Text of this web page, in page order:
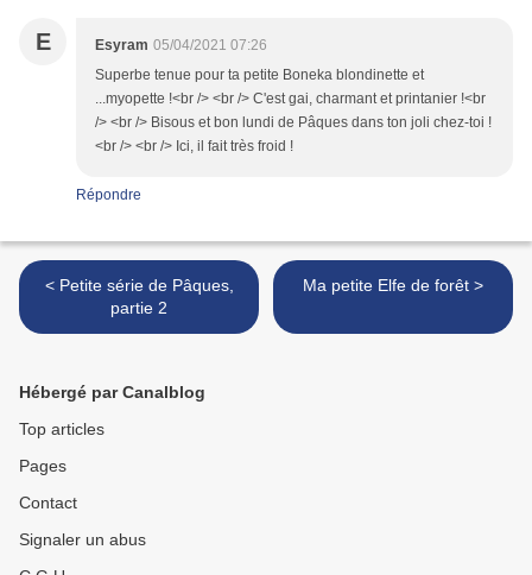
E Esyram 05/04/2021 07:26
Superbe tenue pour ta petite Boneka blondinette et
...myopette !<br /> <br /> C'est gai, charmant et printanier !<br
/> <br /> Bisous et bon lundi de Pâques dans ton joli chez-toi !
<br /> <br /> Ici, il fait très froid !
Répondre
< Petite série de Pâques,
partie 2
Ma petite Elfe de forêt >
Hébergé par Canalblog
Top articles
Pages
Contact
Signaler un abus